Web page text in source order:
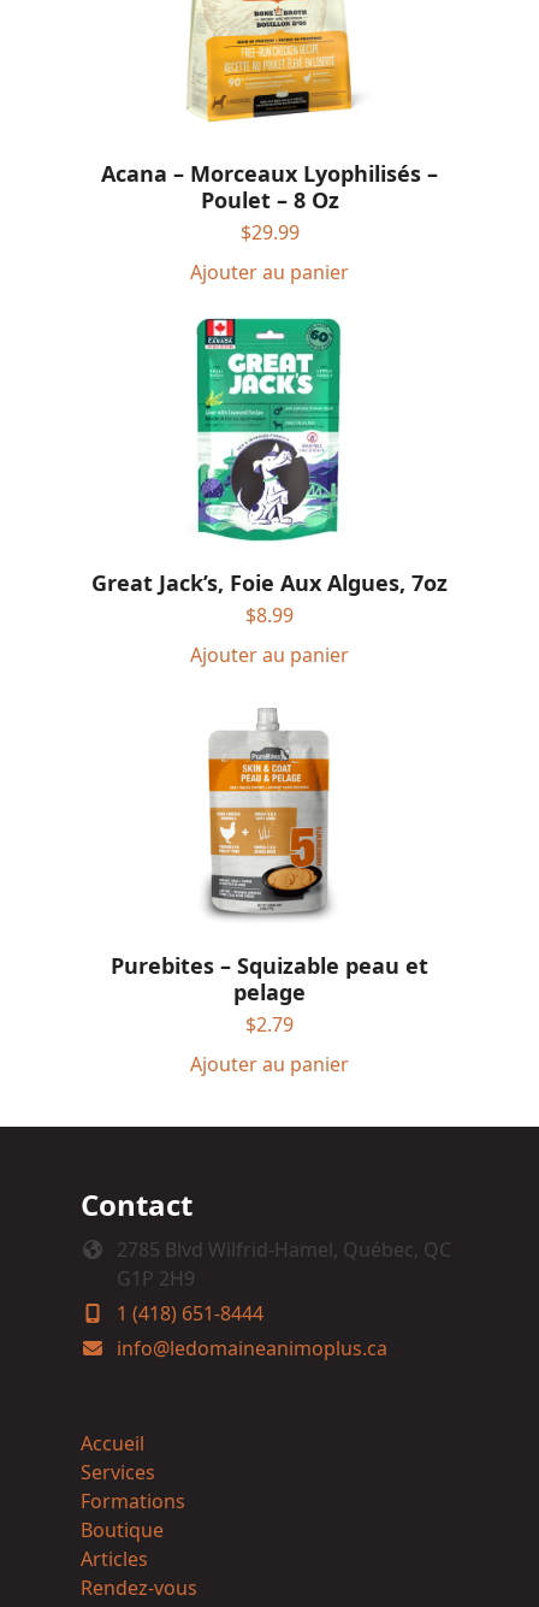
Acana – Morceaux Lyophilisés –
Poulet – 8 Oz
$29.99
Ajouter au panier
Great Jack’s, Foie Aux Algues, 7oz
$8.99
Ajouter au panier
Purebites – Squizable peau et
pelage
$2.79
Ajouter au panier
Contact
2785 Blvd Wilfrid-Hamel, Québec, QC
G1P 2H9
1 (418) 651-8444
info@ledomaineanimoplus.ca
Accueil
Services
Formations
Boutique
Articles
Rendez-vous